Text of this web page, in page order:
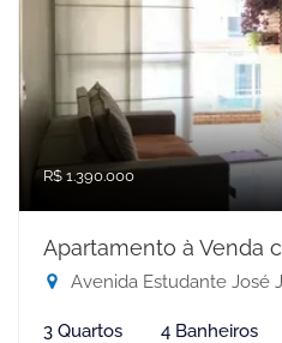
R$ 1.390.000
Apartamento à Venda
Avenida Estudante José Júlio de
3 Quartos 4 Banheiros